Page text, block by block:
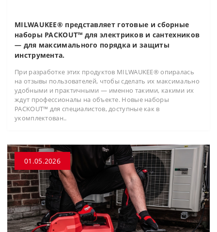
MILWAUKEE® представляет готовые и сборные
наборы PACKOUT™ для электриков и сантехников
— для максимального порядка и защиты
инструмента.
При разработке этих продуктов MILWAUKEE® опиралась
на отзывы пользователей, чтобы сделать их максимально
удобными и практичными — именно такими, какими их
ждут профессионалы на объекте. Новые наборы
PACKOUT™ для специалистов, доступные как в
укомплектован..
01.05.2026